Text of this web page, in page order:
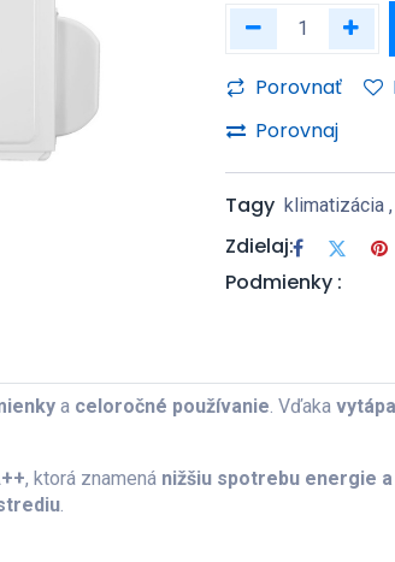
Porovnať
Porovnaj
Tagy klimatizácia ,
Zdielaj:
Podmienky :
a celoročné používanie. Vďaka
, ktorá znamená nižšiu spotrebu energie
.